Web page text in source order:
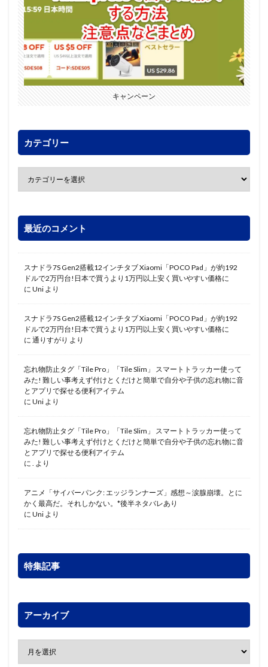
キャンペーン
カテゴリー
最近のコメント
スナドラ7S Gen2搭載12インチタブ Xiaomi「POCO Pad」が約192
ドルで2万円台!日本で買うより1万円以上安く買いやすい価格に
に Uni より
スナドラ7S Gen2搭載12インチタブ Xiaomi「POCO Pad」が約192
ドルで2万円台!日本で買うより1万円以上安く買いやすい価格に
に 通りすがり より
忘れ物防止タグ「Tile Pro」「Tile Slim」 スマートトラッカー使って
みた! 難しい事考えず付けとくだけと簡単で自分や子供の忘れ物に音
とアプリで探せる便利アイテム
に Uni より
忘れ物防止タグ「Tile Pro」「Tile Slim」 スマートトラッカー使って
みた! 難しい事考えず付けとくだけと簡単で自分や子供の忘れ物に音
とアプリで探せる便利アイテム
に
より
アニメ「サイバーパンク: エッジランナーズ」感想～涙腺崩壊。とに
かく最高だ。それしかない。*後半ネタバレあり
に Uni より
特集記事
アーカイブ